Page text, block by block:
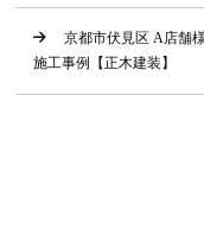
京都市伏見区 A店舗
施工事例【正木建装】